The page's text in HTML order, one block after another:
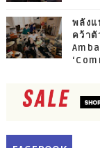
พลัง
คว้าตั